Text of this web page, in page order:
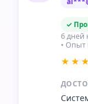
✓
6 дней
• Опыт